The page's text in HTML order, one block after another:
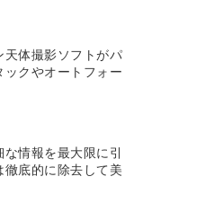
体撮影ソフトがパ
クやオートフォー
情報を最大限に引
底的に除去して美